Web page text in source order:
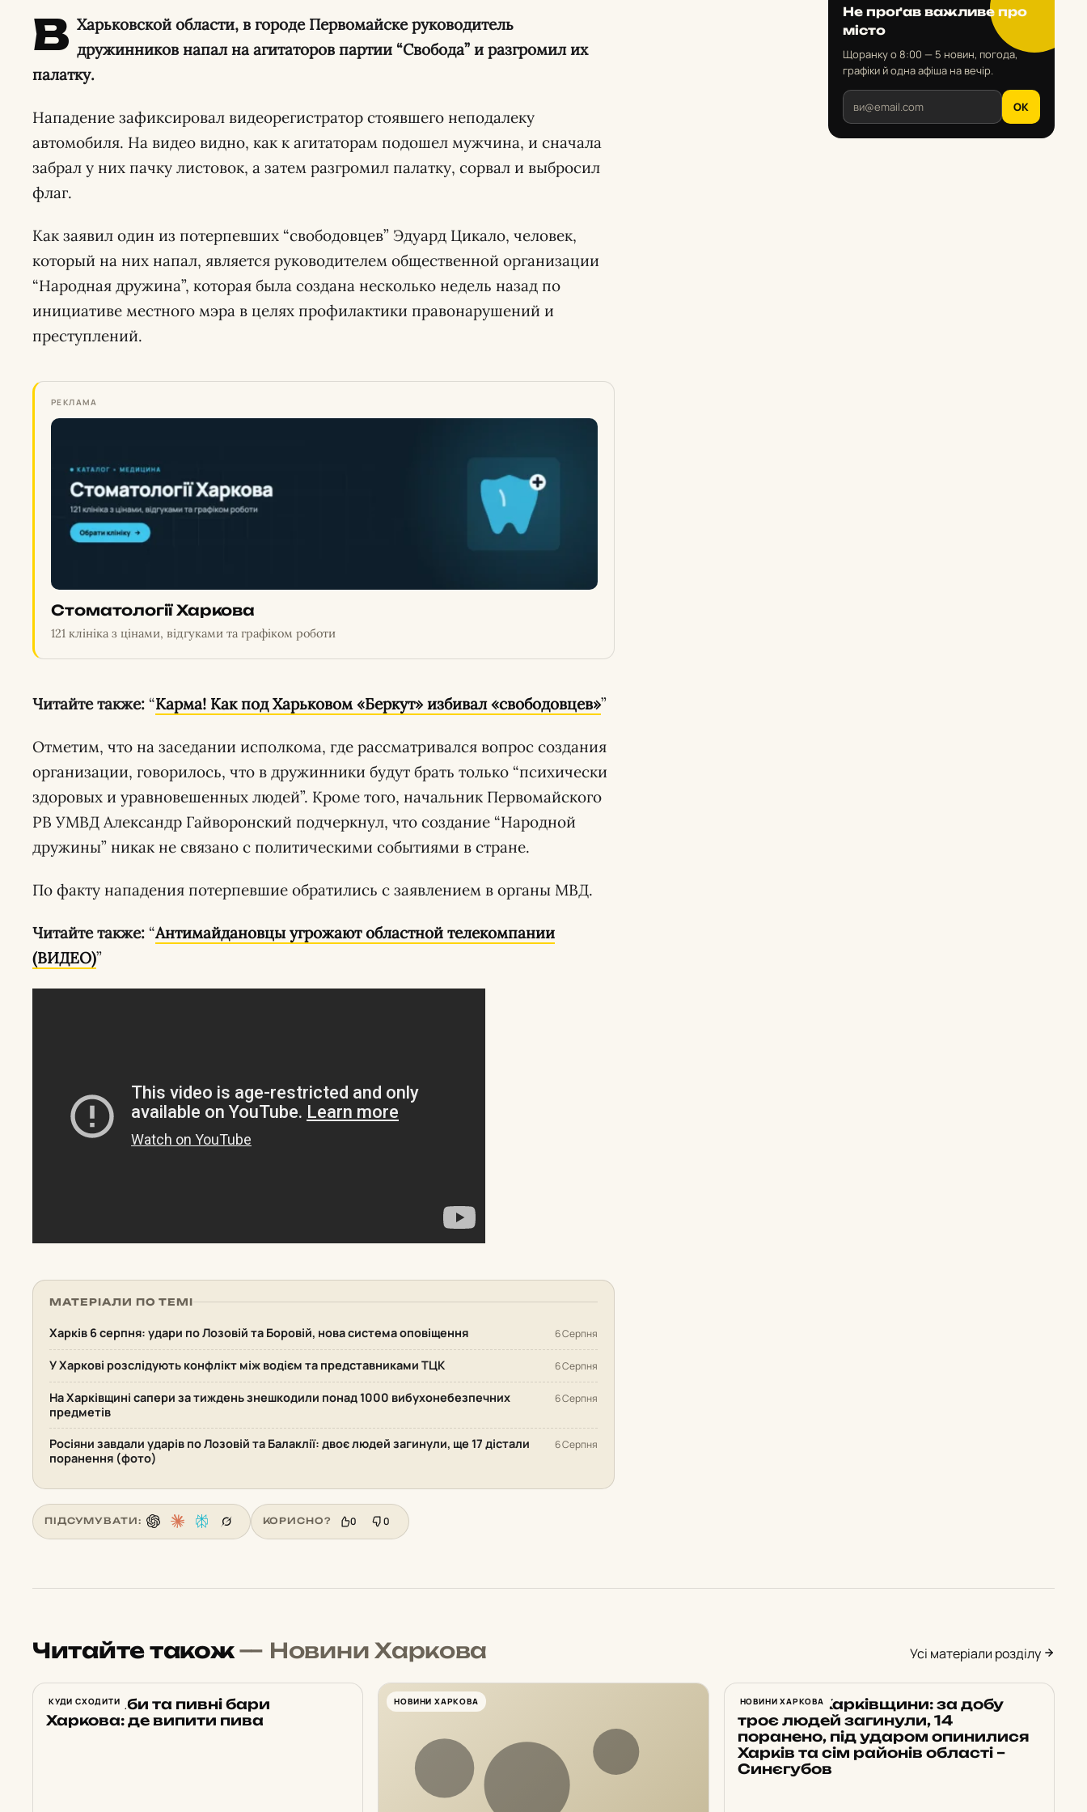
В Харьковской области, в городе Первомайске руководитель
дружинников напал на агитаторов партии “Свобода” и разгромил их
палатку.
Нападение зафиксировал видеорегистратор стоявшего неподалеку
автомобиля. На видео видно, как к агитаторам подошел мужчина, и сначала
забрал у них пачку листовок, а затем разгромил палатку, сорвал и выбросил
флаг.
Как заявил один из потерпевших “свободовцев” Эдуард Цикало, человек,
который на них напал, является руководителем общественной организации
“Народная дружина”, которая была создана несколько недель назад по
инициативе местного мэра в целях профилактики правонарушений и
преступлений.
РЕКЛАМА
Стоматології Харкова
121 клініка з цінами, відгуками та графіком роботи
Читайте также: “Карма! Как под Харьковом «Беркут» избивал «свободовцев»”
Отметим, что на заседании исполкома, где рассматривался вопрос создания
организации, говорилось, что в дружинники будут брать только “психически
здоровых и уравновешенных людей”. Кроме того, начальник Первомайского
РВ УМВД Александр Гайворонский подчеркнул, что создание “Народной
дружины” никак не связано с политическими событиями в стране.
По факту нападения потерпевшие обратились с заявлением в органы МВД.
Читайте также: “Антимайдановцы угрожают областной телекомпании
(ВИДЕО)”
МАТЕРІАЛИ ПО ТЕМІ
Харків 6 серпня: удари по Лозовій та Боровій, нова система оповіщення 6 Серпня
У Харкові розслідують конфлікт між водієм та представниками ТЦК 6 Серпня
На Харківщині сапери за тиждень знешкодили понад 1000 вибухонебезпечних
предметів
6 Серпня
Росіяни завдали ударів по Лозовій та Балаклії: двоє людей загинули, ще 17 дістали
поранення (фото)
6 Серпня
ПІДСУМУВАТИ: КОРИСНО? 0 0
Не проґав важливе про
місто
Щоранку о 8:00 — 5 новин, погода,
графіки й одна афіша на вечір.
OK
Читайте також— Новини Харкова Усі матеріали розділу
КУДИ СХОДИТИ
Топові паби та пивні бари
Харкова: де випити пива
НОВИНИ ХАРКОВА НОВИНИ ХАРКОВА
Обстріли Харківщини: за добу
троє людей загинули, 14
поранено, під ударом опинилися
Харків та сім районів області –
Синєгубов